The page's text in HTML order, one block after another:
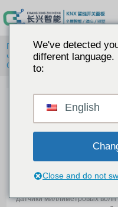
Главная/Датчики качества
человека/ Changxing KNX
CXQ255
для всего дома
датчики миллиметровых волн
We've detected
different
to:
English
Close and do not